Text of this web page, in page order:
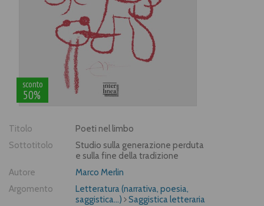
sconto
50%
Titolo
Poeti nel limbo
Sottotitolo
Studio sulla generazione perduta
e sulla fine della tradizione
Autore
Marco Merlin
Argomento
Letteratura (narrativa, poesia,
saggistica...)
Saggistica letteraria